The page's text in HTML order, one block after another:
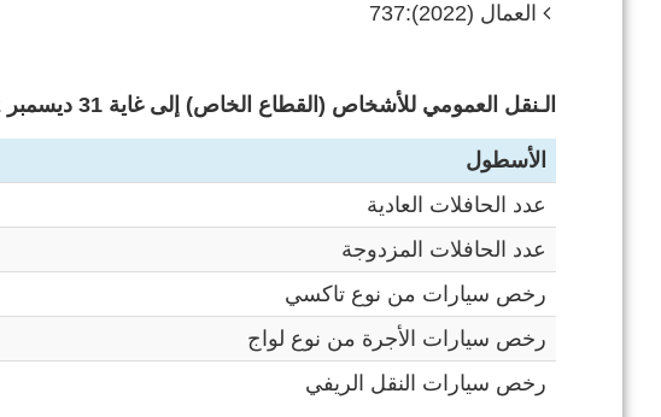
العمال (2022):737
الـنقل العمومي للأشخاص (القطاع الخاص) إلى غاية 31 ديسمبر 2022:
الأسطول
عدد الحافلات العادية
عدد الحافلات المزدوجة
رخص سيارات من نوع تاكسي
رخص سيارات الأجرة من نوع لواج
رخص سيارات النقل الريفي